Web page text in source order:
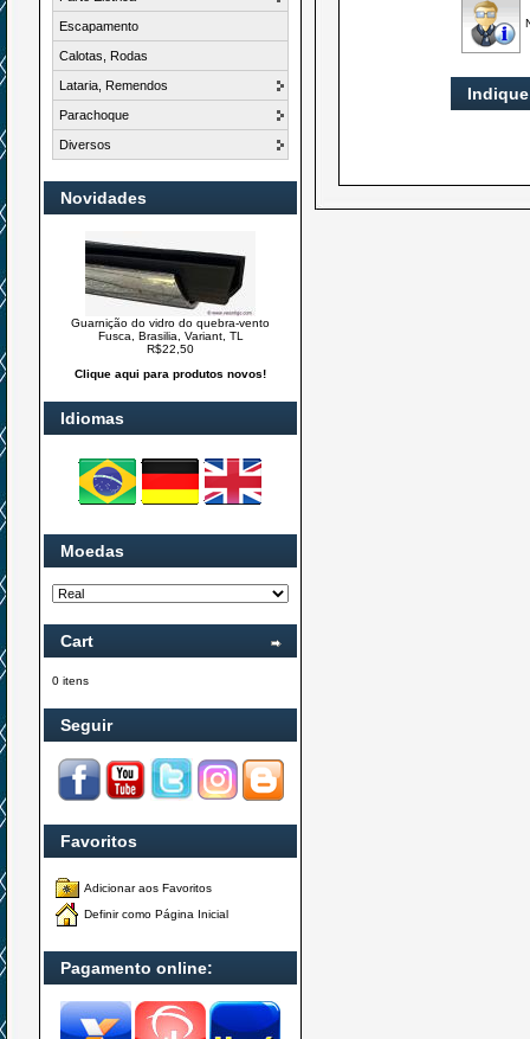
Escapamento
Calotas, Rodas
Lataria, Remendos
Parachoque
Diversos
Novidades
Guarnição do vidro do quebra-vento
Fusca, Brasilia, Variant, TL
R$22,50
Clique aqui para produtos novos!
Idiomas
Moedas
Cart
0 itens
Seguir
Favoritos
Adicionar aos Favoritos
Definir como Página Inicial
Pagamento online: